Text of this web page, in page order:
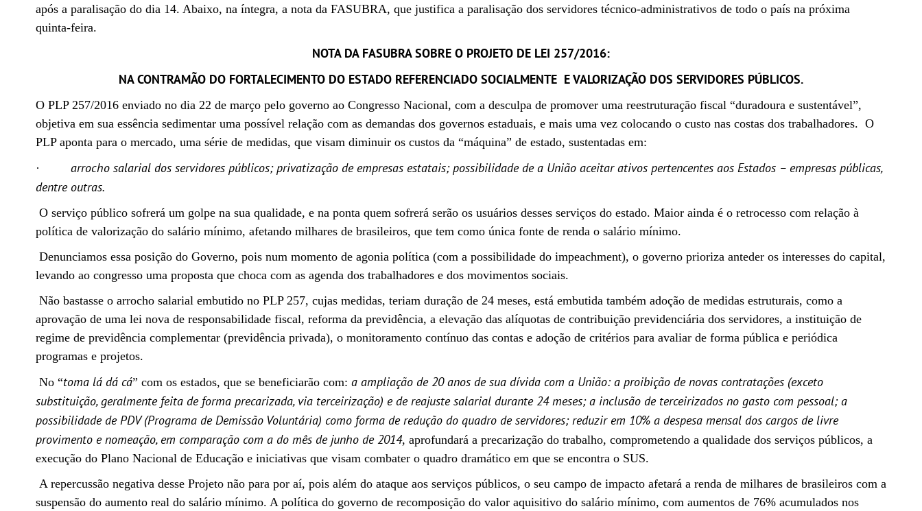
após a paralisação do dia 14. Abaixo, na íntegra, a nota da FASUBRA, que justifica a paralisação dos servidores técnico-administrativos de todo o país na próxima
quinta-feira.
NOTA DA FASUBRA SOBRE O PROJETO DE LEI 257/2016:
NA CONTRAMÃO DO FORTALECIMENTO DO ESTADO REFERENCIADO SOCIALMENTE E VALORIZAÇÃO DOS SERVIDORES PÚBLICOS.
O PLP 257/2016 enviado no dia 22 de março pelo governo ao Congresso Nacional, com a desculpa de promover uma reestruturação fiscal “duradoura e sustentável”,
objetiva em sua essência sedimentar uma possível relação com as demandas dos governos estaduais, e mais uma vez colocando o custo nas costas dos trabalhadores. O
PLP aponta para o mercado, uma série de medidas, que visam diminuir os custos da “máquina” de estado, sustentadas em:
· arrocho salarial dos servidores públicos; privatização de empresas estatais; possibilidade de a União aceitar ativos pertencentes aos Estados – empresas públicas,
dentre outras.
O serviço público sofrerá um golpe na sua qualidade, e na ponta quem sofrerá serão os usuários desses serviços do estado. Maior ainda é o retrocesso com relação à
política de valorização do salário mínimo, afetando milhares de brasileiros, que tem como única fonte de renda o salário mínimo.
Denunciamos essa posição do Governo, pois num momento de agonia política (com a possibilidade do impeachment), o governo prioriza anteder os interesses do capital,
levando ao congresso uma proposta que choca com as agenda dos trabalhadores e dos movimentos sociais.
Não bastasse o arrocho salarial embutido no PLP 257, cujas medidas, teriam duração de 24 meses, está embutida também adoção de medidas estruturais, como a
aprovação de uma lei nova de responsabilidade fiscal, reforma da previdência, a elevação das alíquotas de contribuição previdenciária dos servidores, a instituição de
regime de previdência complementar (previdência privada), o monitoramento contínuo das contas e adoção de critérios para avaliar de forma pública e periódica
programas e projetos.
No “toma lá dá cá” com os estados, que se beneficiarão com: a ampliação de 20 anos de sua dívida com a União: a proibição de novas contratações (exceto
substituição, geralmente feita de forma precarizada, via terceirização) e de reajuste salarial durante 24 meses; a inclusão de terceirizados no gasto com pessoal; a
possibilidade de PDV (Programa de Demissão Voluntária) como forma de redução do quadro de servidores; reduzir em 10% a despesa mensal dos cargos de livre
provimento e nomeação, em comparação com a do mês de junho de 2014, aprofundará a precarização do trabalho, comprometendo a qualidade dos serviços públicos, a
execução do Plano Nacional de Educação e iniciativas que visam combater o quadro dramático em que se encontra o SUS.
A repercussão negativa desse Projeto não para por aí, pois além do ataque aos serviços públicos, o seu campo de impacto afetará a renda de milhares de brasileiros com a
suspensão do aumento real do salário mínimo. A política do governo de recomposição do valor aquisitivo do salário mínimo, com aumentos de 76% acumulados nos